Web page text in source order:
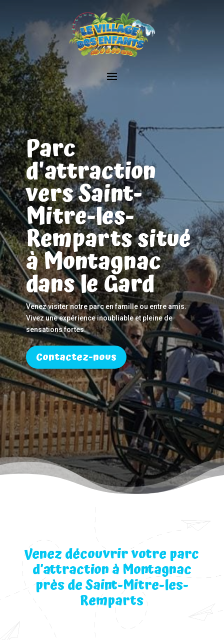
Parc
d'attraction
vers Saint-
Mitre-les-
Remparts situé
à Montagnac
dans le Gard
Venez visiter notre parc en famille ou entre amis.
Vivez une expérience inoubliable et pleine de
sensations fortes.
Contactez-nous
Venez découvrir votre parc
d’attraction à Montagnac
près de Saint-Mitre-les-
Remparts